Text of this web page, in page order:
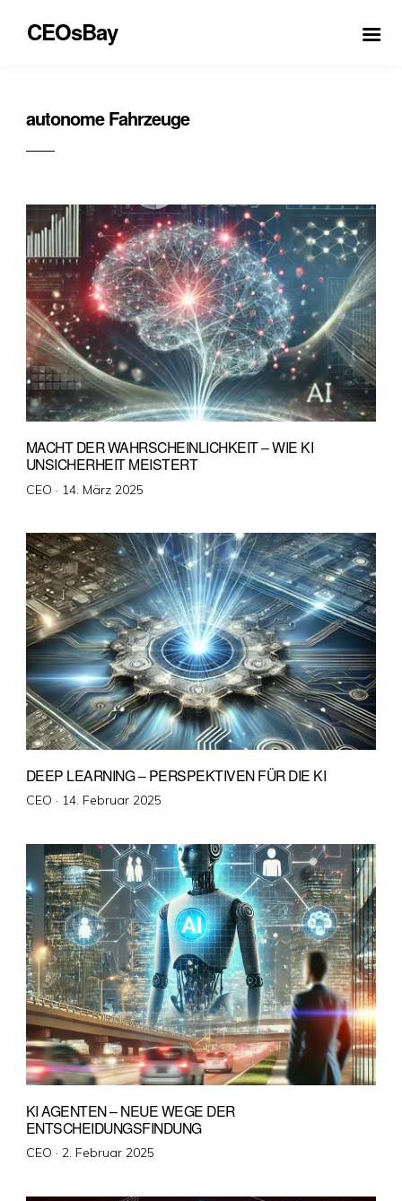
CEOsBay
autonome Fahrzeuge
MACHT DER WAHRSCHEINLICHKEIT – WIE KI
UNSICHERHEIT MEISTERT
CEO · Veröffentlicht
14. März 2025
DEEP LEARNING – PERSPEKTIVEN FÜR DIE KI
CEO · Veröffentlicht
14. Februar 2025
KI AGENTEN – NEUE WEGE DER
ENTSCHEIDUNGSFINDUNG
CEO · Veröffentlicht
2. Februar 2025